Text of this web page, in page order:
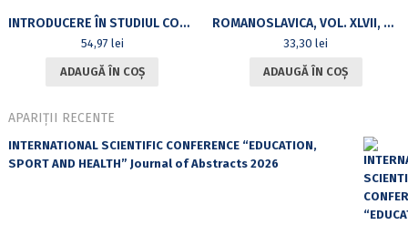
INTRODUCERE ÎN STUDIUL COMPARATIV AL LIMBILOR SLAVE
54,97 lei
ADAUGĂ ÎN COȘ
ROMANOSLAVICA, VOL. XLVII, NR. 4
33,30lei
ADAUGĂ ÎN COȘ
APARIȚII RECENTE
INTERNATIONAL SCIENTIFIC CONFERENCE “EDUCATION,
SPORT AND HEALTH” Journal of Abstracts 2026